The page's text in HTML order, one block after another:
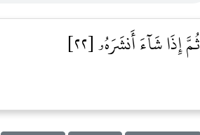
ثُمَّ إِذَا شَآءَ أَنشَرَهُۥ [٢٢]